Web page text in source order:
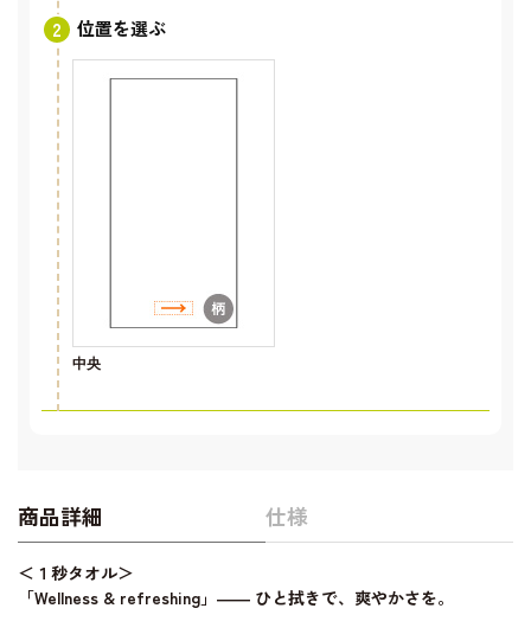
位置を選ぶ
中央
商品詳細 仕様
＜１秒タオル＞
「Wellness & refreshing」―― ひと拭きで、爽やかさを。